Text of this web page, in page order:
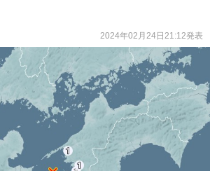
2024年02月24日21:12発表